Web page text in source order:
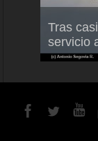
Tras
servicio
Air
Mallet
para